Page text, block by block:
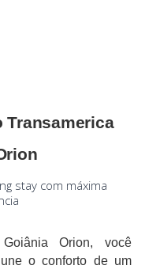
Transamerica
stay com máxima
Orion, você
o conforto de um